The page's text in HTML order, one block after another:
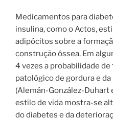
Medicamentos para
insulina, como o Actos,
adipócitos sobre a
construção óssea. Em
4 vezes a probabilidade
patológico de gordura e
(Alemán-González-Duhart
estilo de vida mostra-se
do diabetes e da